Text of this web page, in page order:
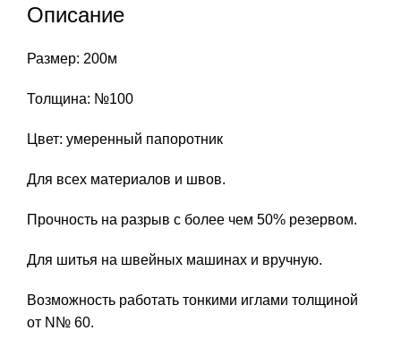
цвет
умеренный
Описание
Размер: 200м
Толщина: №100
Цвет: умеренный папоротник
Для всех материалов и швов.
Прочность на разрыв с более чем 50% резервом.
Для шитья на швейных машинах и вручную.
Возможность работать тонкими иглами толщиной
от N№ 60.